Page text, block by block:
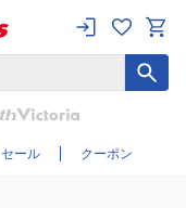
セール クーポン